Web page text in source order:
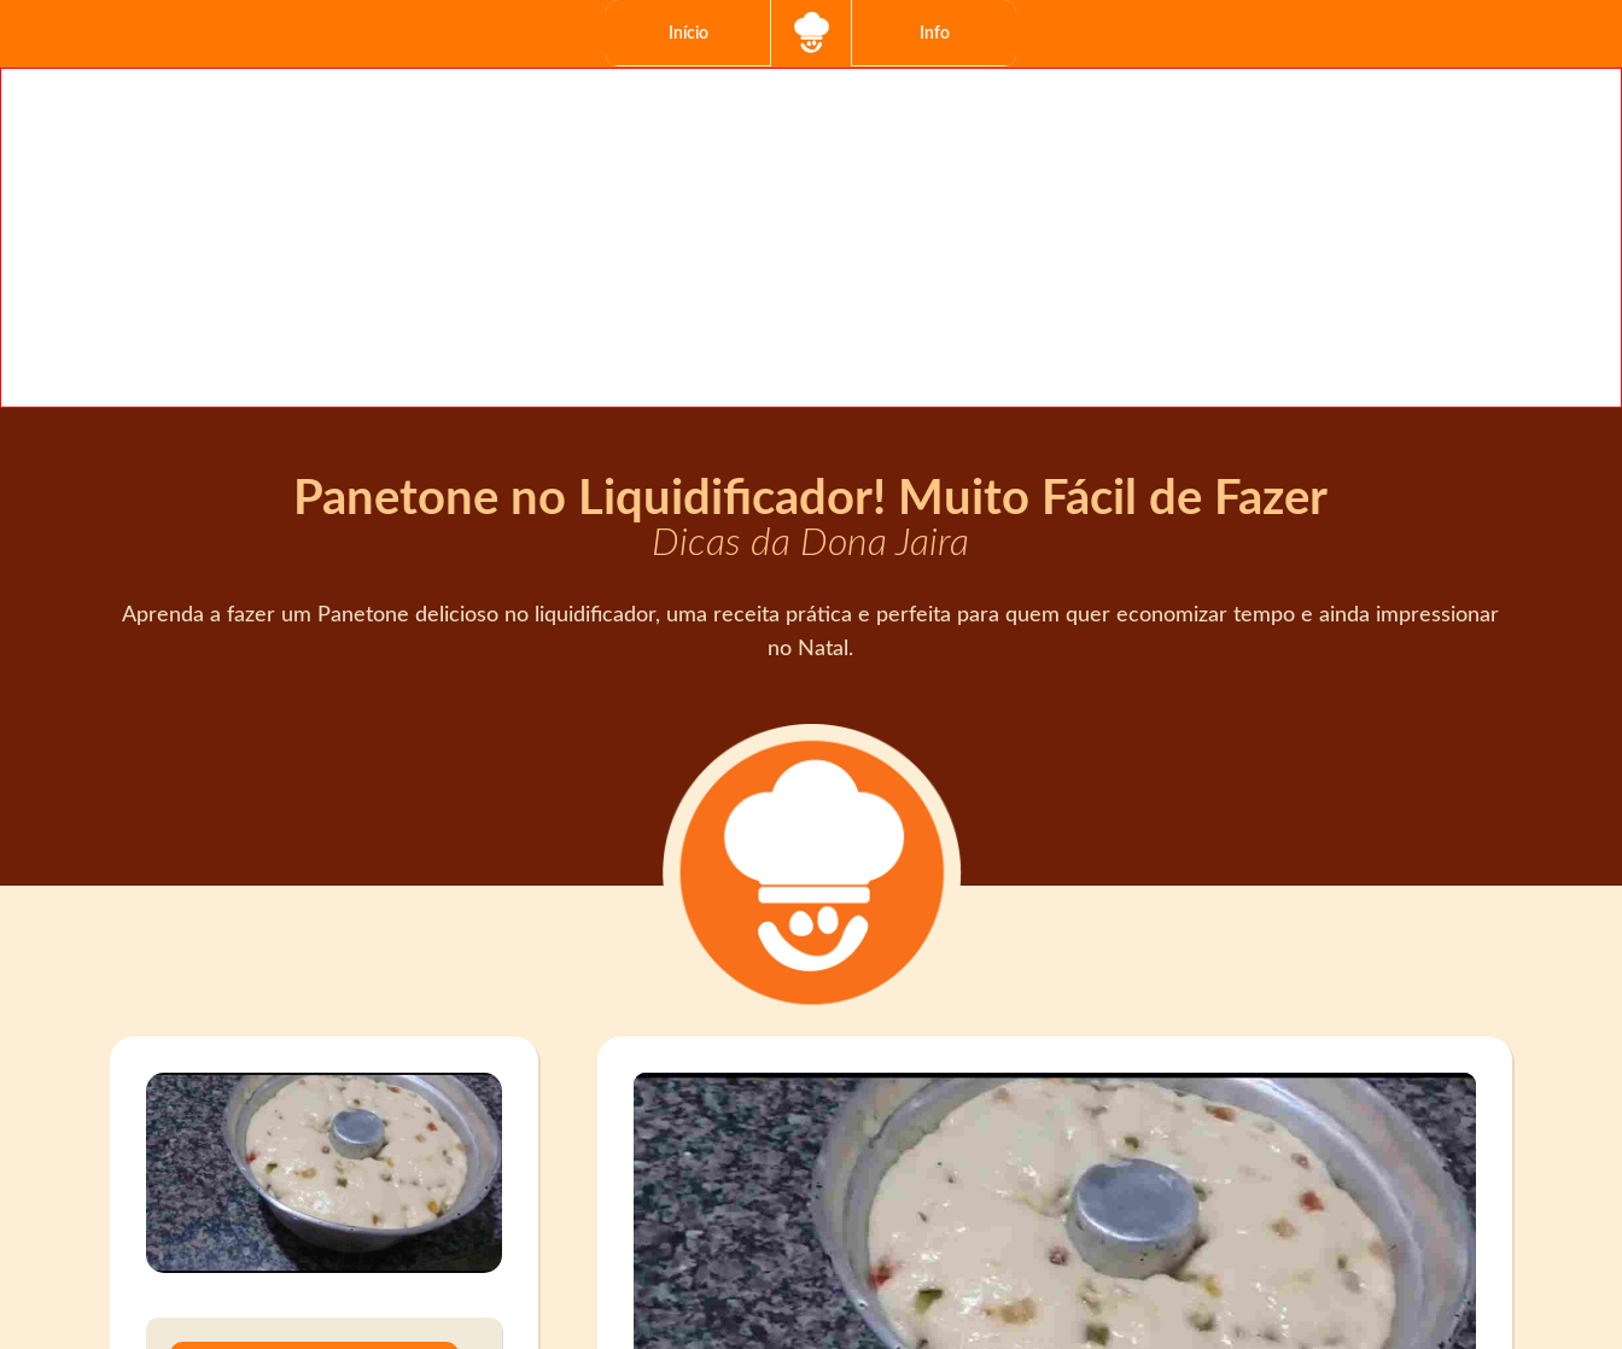
Início Info
Panetone no Liquidificador! Muito Fácil de Fazer
Dicas da Dona Jaira
Aprenda a fazer um Panetone delicioso no liquidificador, uma receita prática e perfeita para quem quer economizar tempo e ainda impressionar
no Natal.